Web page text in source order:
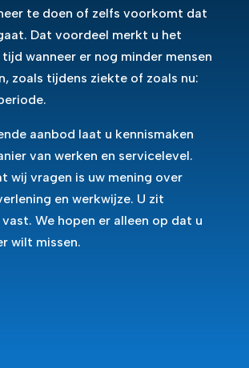
te doen of zelfs voorkomt dat
Dat voordeel merkt u het
wanneer er nog minder mensen
zoals tijdens ziekte of zoals nu:
aanbod laat u kennismaken
van werken en servicelevel.
wij vragen is uw mening over
en werkwijze. U zit
vast. We hopen er alleen op dat u
wilt missen.